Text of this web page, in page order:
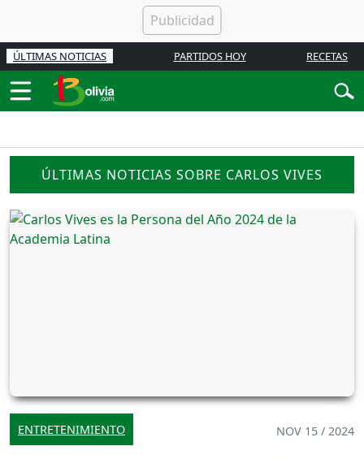
ÚLTIMAS NOTICIAS PARTIDOS HOY RECETAS
ÚLTIMAS NOTICIAS SOBRE CARLOS VIVES
ENTRETENIMIENTO NOV 15 / 2024